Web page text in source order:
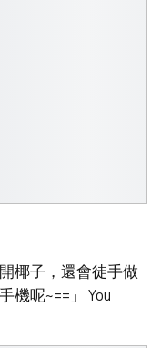
椰子，還會徒手做
機呢~==」 You